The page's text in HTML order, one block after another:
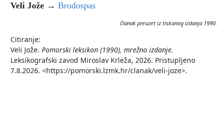
Veli Jože → Brodospas
članak preuzet iz tiskanog izdanja 1990.
Citiranje:
Veli Jože. Pomorski leksikon (1990), mrežno izdanje.
Leksikografski zavod Miroslav Krleža, 2026. Pristupljeno
7.8.2026. <https://pomorski.lzmk.hr/clanak/veli-joze>.